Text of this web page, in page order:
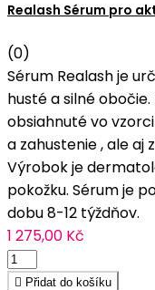
Realash Sérum pro
(0)
Sérum Realash je
husté a silné
obsiahnuté vo
a zahustenie , ale aj
Výrobok je
pokožku. Sérum je
dobu 8-12 týždňov.
1 275,00 Kč
 Přidat do košíku